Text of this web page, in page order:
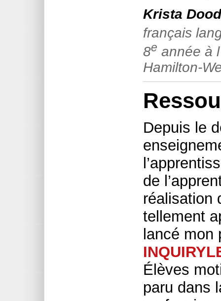
Krista
français
8e année à
Hamilton-
Depuis le
de
réalisation
tellement
lancé
Élèves
paru dans